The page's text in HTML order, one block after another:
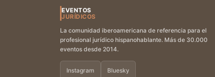
EVENTOS
JURÍDICOS
La comunidad iberoamericana de referencia para el
profesional jurídico hispanohablante. Más de 30.000
eventos desde 2014.
Instagram Bluesky